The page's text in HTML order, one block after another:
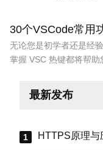
30个VSCode常用
无论您是初学者还是经
掌握 VSC 热键都将帮
最新发布
HTTPS原理与